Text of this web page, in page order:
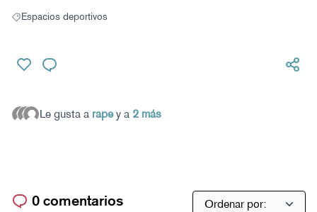
Resultados al filtrar por: Espacios deportivos
Espacios deportivos
Le gusta a rapey a 2 más
0 comentarios